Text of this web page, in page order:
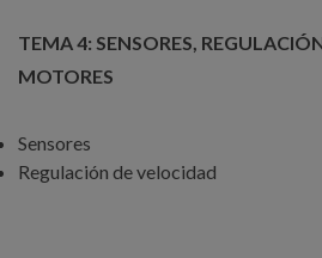
TEMA 4: SENSORES,
MOTORES
Sensores
Regulación de velocidad